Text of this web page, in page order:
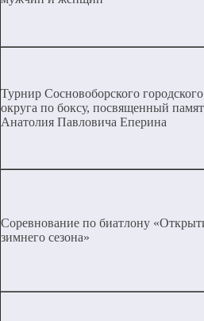
Турнир Сосновоборского городского
округа по боксу, посвященный
Анатолия Павловича Еперина
Соревнование по биатлону
зимнего сезона»